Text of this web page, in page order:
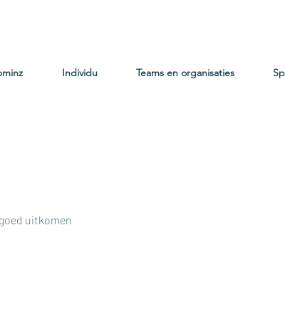
Individu Teams en organisaties
uitkomen